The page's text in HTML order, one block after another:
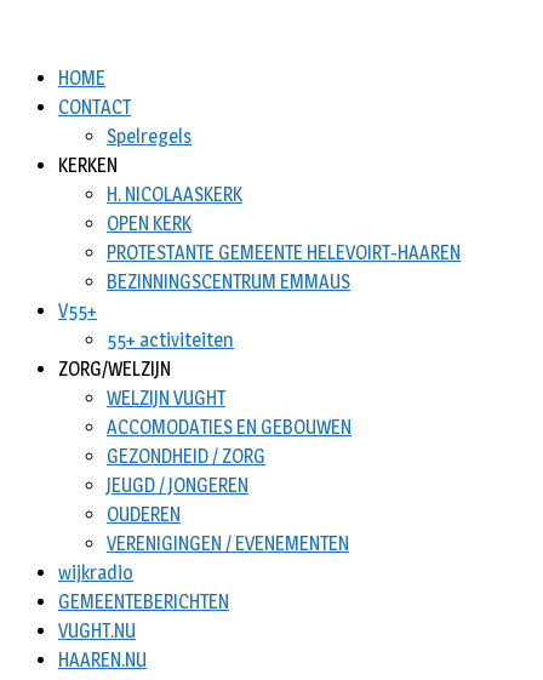
HOME
CONTACT
Spelregels
KERKEN
H. NICOLAASKERK
OPEN KERK
PROTESTANTE GEMEENTE HELEVOIRT-HAAREN
BEZINNINGSCENTRUM EMMAUS
V55+
55+ activiteiten
ZORG/WELZIJN
WELZIJN VUGHT
ACCOMODATIES EN GEBOUWEN
GEZONDHEID / ZORG
JEUGD / JONGEREN
OUDEREN
VERENIGINGEN / EVENEMENTEN
wijkradio
GEMEENTEBERICHTEN
VUGHT.NU
HAAREN.NU